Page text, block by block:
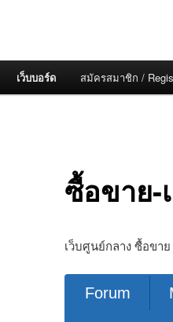
เว็บบอร์ด สมัครสมาชิก /
ซื้อขาย-
เว็บศูนย์กลาง ซื้อขาย
Forum
Forum